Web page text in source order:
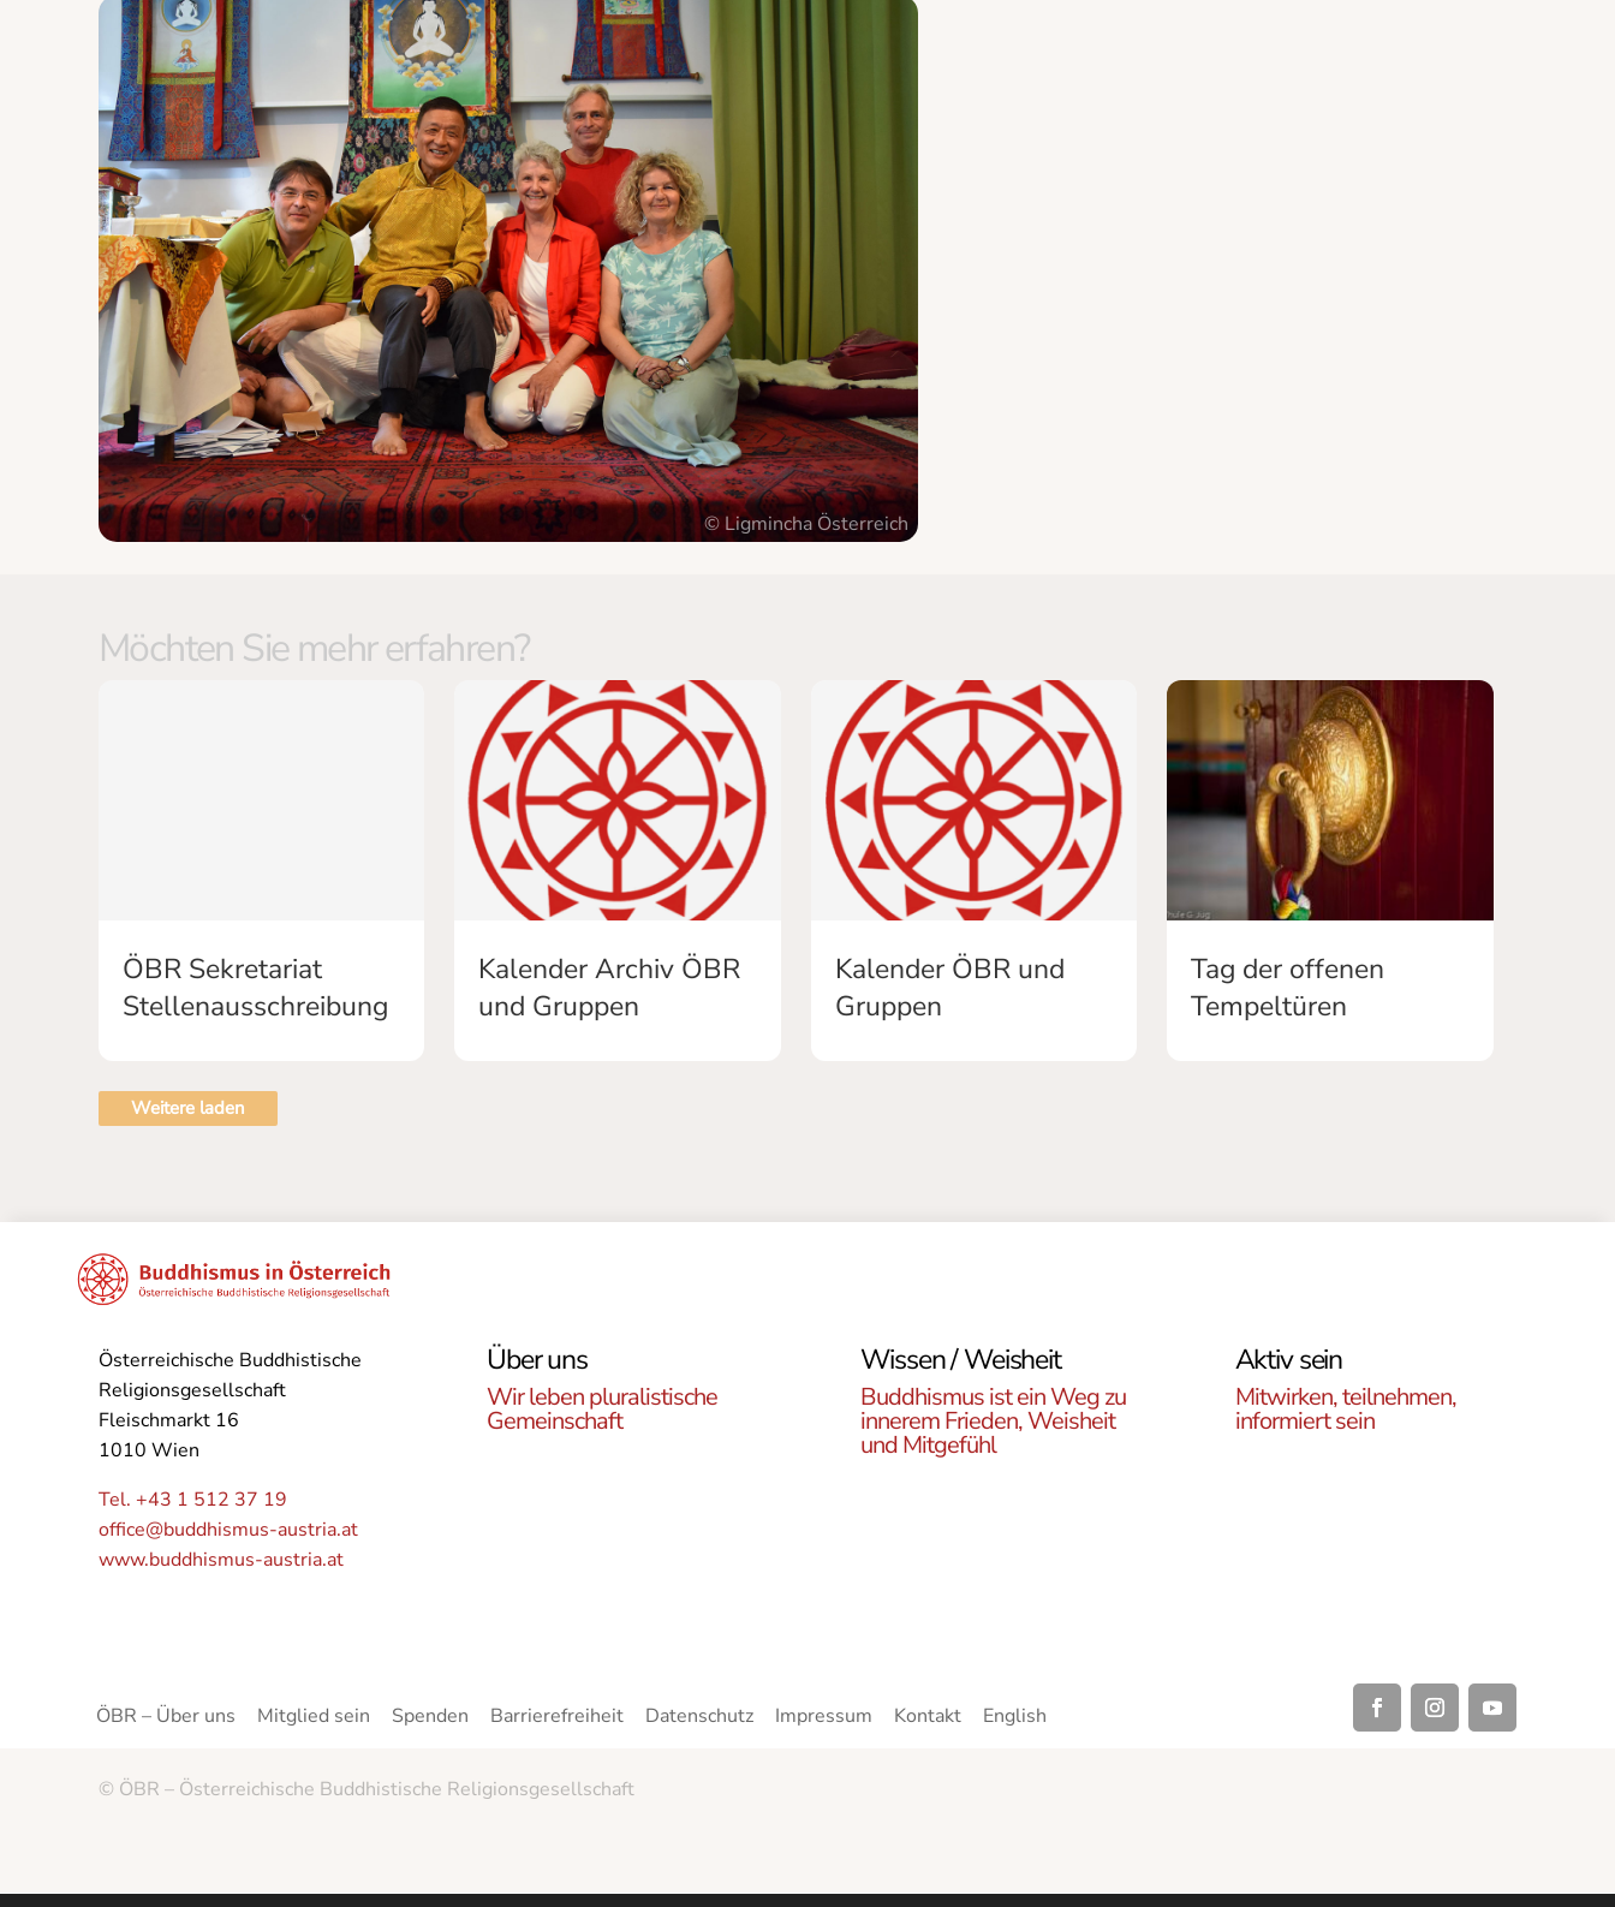
© Ligmincha Österreich
Möchten Sie mehr erfahren?
ÖBR Sekretariat
Stellenausschreibung
Kalender Archiv ÖBR
und Gruppen
Kalender ÖBR und
Gruppen
Tag der offenen
Tempeltüren
Weitere laden
Österreichische Buddhistische
Religionsgesellschaft
Fleischmarkt 16
1010 Wien
Tel. +43 1 512 37 19
office@buddhismus-austria.at
www.buddhismus-austria.at
Über uns
Wir leben pluralistische
Gemeinschaft
Wissen / Weisheit
Buddhismus ist ein Weg zu
innerem Frieden, Weisheit
und Mitgefühl
Aktiv sein
Mitwirken, teilnehmen,
informiert sein
ÖBR – Über uns Mitglied sein Spenden Barrierefreiheit Datenschutz Impressum Kontakt English
© ÖBR – Österreichische Buddhistische Religionsgesellschaft